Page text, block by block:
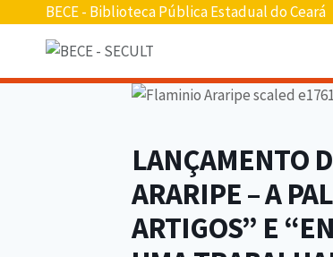
conteúdo
BECE - Biblioteca Pública Estadual do Ceará
LANÇAMENTO
ARARIPE – A
ARTIGOS” E